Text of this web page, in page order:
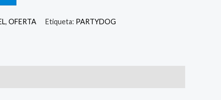
, OFERTA Etiqueta: PARTYDOG